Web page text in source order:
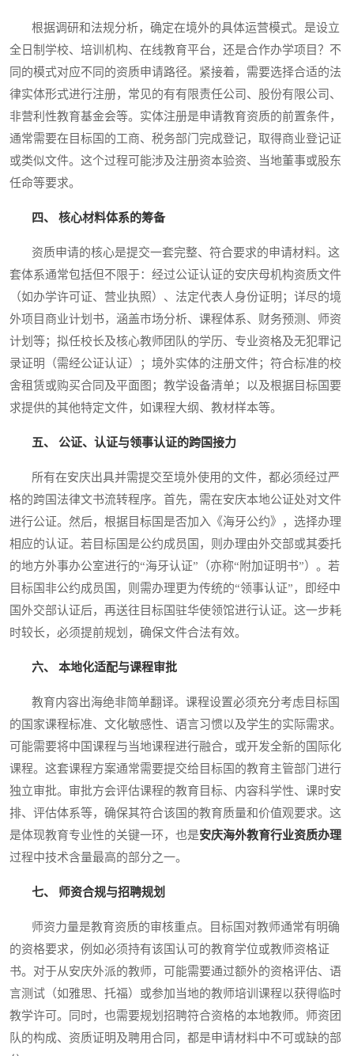
根据调研和法规分析，确定在境外的具体运营模式。是设立
全日制学校、培训机构、在线教育平台，还是合作办学项目？不
同的模式对应不同的资质申请路径。紧接着，需要选择合适的法
律实体形式进行注册，常见的有有限责任公司、股份有限公司、
非营利性教育基金会等。实体注册是申请教育资质的前置条件，
通常需要在目标国的工商、税务部门完成登记，取得商业登记证
或类似文件。这个过程可能涉及注册资本验资、当地董事或股东
任命等要求。
四、 核心材料体系的筹备
资质申请的核心是提交一套完整、符合要求的申请材料。这
套体系通常包括但不限于：经过公证认证的安庆母机构资质文件
（如办学许可证、营业执照）、法定代表人身份证明；详尽的境
外项目商业计划书，涵盖市场分析、课程体系、财务预测、师资
计划等；拟任校长及核心教师团队的学历、专业资格及无犯罪记
录证明（需经公证认证）；境外实体的注册文件；符合标准的校
舍租赁或购买合同及平面图；教学设备清单；以及根据目标国要
求提供的其他特定文件，如课程大纲、教材样本等。
五、 公证、认证与领事认证的跨国接力
所有在安庆出具并需提交至境外使用的文件，都必须经过严
格的跨国法律文书流转程序。首先，需在安庆本地公证处对文件
进行公证。然后，根据目标国是否加入《海牙公约》，选择办理
相应的认证。若目标国是公约成员国，则办理由外交部或其委托
的地方外事办公室进行的“海牙认证”（亦称“附加证明书”）。若
目标国非公约成员国，则需办理更为传统的“领事认证”，即经中
国外交部认证后，再送往目标国驻华使领馆进行认证。这一步耗
时较长，必须提前规划，确保文件合法有效。
六、 本地化适配与课程审批
教育内容出海绝非简单翻译。课程设置必须充分考虑目标国
的国家课程标准、文化敏感性、语言习惯以及学生的实际需求。
可能需要将中国课程与当地课程进行融合，或开发全新的国际化
课程。这套课程方案通常需要提交给目标国的教育主管部门进行
独立审批。审批方会评估课程的教育目标、内容科学性、课时安
排、评估体系等，确保其符合该国的教育质量和价值观要求。这
是体现教育专业性的关键一环，也是安庆海外教育行业资质办理
过程中技术含量最高的部分之一。
七、 师资合规与招聘规划
师资力量是教育资质的审核重点。目标国对教师通常有明确
的资格要求，例如必须持有该国认可的教育学位或教师资格证
书。对于从安庆外派的教师，可能需要通过额外的资格评估、语
言测试（如雅思、托福）或参加当地的教师培训课程以获得临时
教学许可。同时，也需要规划招聘符合资格的本地教师。师资团
队的构成、资质证明及聘用合同，都是申请材料中不可或缺的部